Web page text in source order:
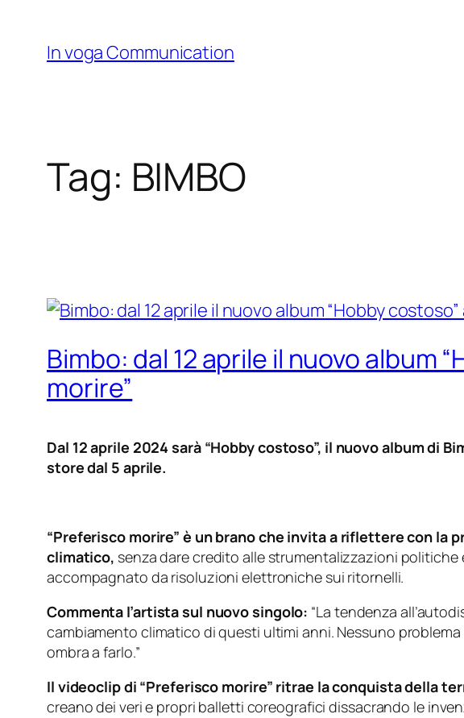
content
In voga Communication
Tag: BIMBO
Bimbo: dal 12 aprile il nuovo album
morire”
Dal 12 aprile 2024 sarà “Hobby costoso”, il nuovo album di
store dal 5 aprile.
“Preferisco morire” è un brano che invita a riflettere con
climatico, senza dare credito alle strumentalizzazioni
accompagnato da risoluzioni elettroniche sui ritornelli.
Commenta l’artista sul nuovo singolo: “La tendenza
cambiamento climatico di questi ultimi anni. Nessuno
ombra a farlo.”
Il videoclip di “Preferisco morire” ritrae la conquista della
creano dei veri e propri balletti coreografici dissacrando le